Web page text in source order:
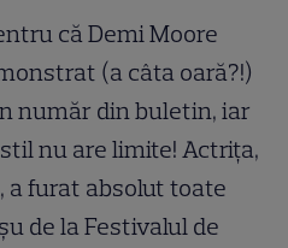
că Demi Moore
(a câta oară?!)
număr din buletin, iar
nu are limite! Actrița,
a furat absolut toate
de la Festivalul de